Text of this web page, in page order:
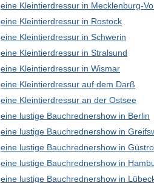
eine Kleintierdressur in Mecklenburg-
eine Kleintierdressur in Rostock
eine Kleintierdressur in Schwerin
eine Kleintierdressur in Stralsund
eine Kleintierdressur in Wismar
eine Kleintierdressur auf dem Darß
eine Kleintierdressur an der Ostsee
eine lustige Bauchrednershow in Berlin
eine lustige Bauchrednershow in
eine lustige Bauchrednershow in
eine lustige Bauchrednershow in
eine lustige Bauchrednershow in